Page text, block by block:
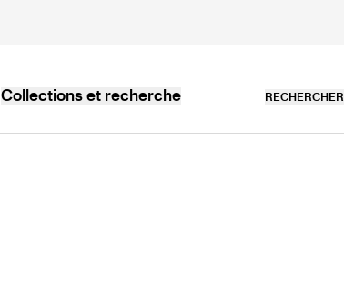
Collections et recherche RECHERCHER